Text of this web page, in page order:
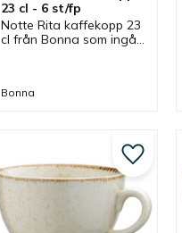
23 cl - 6 st/fp
Notte Rita kaffekopp 23
cl från Bonna som ingår
som passar koppen.
Bonna
Lägg